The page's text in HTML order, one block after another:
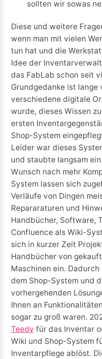
sollten wir sowas
Diese und weitere
wenn man mit vielen
tun hat und die
Idee der
das FabLab schon seit
Grundgedanke ist
verschiedene digitale
wurde, dieses Wissen
ersten
Shop-System
Leider war dieses
und staubte langsam
Wunsch nach mehr
System lassen sich
Verläufe von Dingen
Repararaturen und
Handbücher, Software,
Confluence als Wiki-
sich in kurzer Zeit
Handbücher von
Maschinen ein.
dem Shop-System und
vorhergehenden
Ihnen an
sogar zu groß waren.
Teedy für das Inventar
Wiki und Shop-System
Inventarpflege ablöst.